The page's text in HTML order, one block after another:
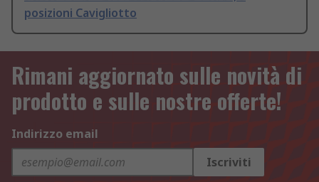
posizioni Cavigliotto
Rimani aggiornato sulle novità di
prodotto e sulle nostre offerte!
Indirizzo email
Iscriviti